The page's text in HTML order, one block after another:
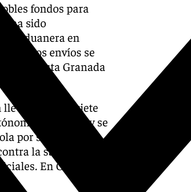
fondos para
ha sido
Aduanera en
esos envíos se
hasta Granada
llevado a cabo siete
de Melilla y se
por su presunta
la salud pública,
En Granada ha